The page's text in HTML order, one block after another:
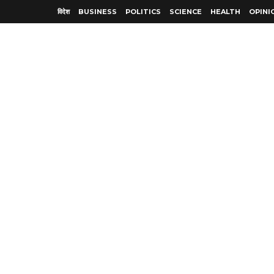
विदेश BUSINESS POLITICS SCIENCE HEALTH